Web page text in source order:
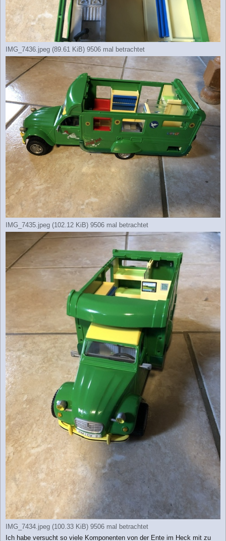
IMG_7436.jpeg (89.61 KiB) 9506 mal betrachtet
IMG_7435.jpeg (102.12 KiB) 9506 mal betrachtet
IMG_7434.jpeg (100.33 KiB) 9506 mal betrachtet
Ich habe versucht so viele Komponenten von der Ente im Heck mit zu